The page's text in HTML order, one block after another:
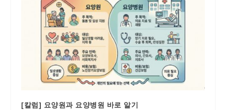
[칼럼] 요양원과 요양병원 바로 알기